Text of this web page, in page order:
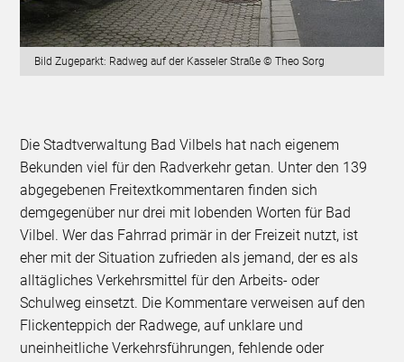
Bild Zugeparkt: Radweg auf der Kasseler Straße © Theo Sorg
Die Stadtverwaltung Bad Vilbels hat nach eigenem
Bekunden viel für den Radverkehr getan. Unter den 139
abgegebenen Freitextkommentaren finden sich
demgegenüber nur drei mit lobenden Worten für Bad
Vilbel. Wer das Fahrrad primär in der Freizeit nutzt, ist
eher mit der Situation zufrieden als jemand, der es als
alltägliches Verkehrsmittel für den Arbeits- oder
Schulweg einsetzt. Die Kommentare verweisen auf den
Flickenteppich der Radwege, auf unklare und
uneinheitliche Verkehrsführungen, fehlende oder